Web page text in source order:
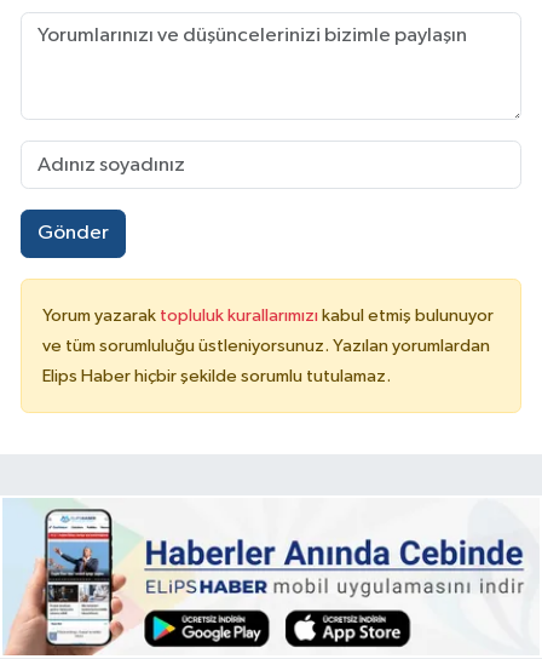
Gönder
Yorum yazarak topluluk kurallarımızı kabul etmiş bulunuyor
ve tüm sorumluluğu üstleniyorsunuz. Yazılan yorumlardan
Elips Haber hiçbir şekilde sorumlu tutulamaz.